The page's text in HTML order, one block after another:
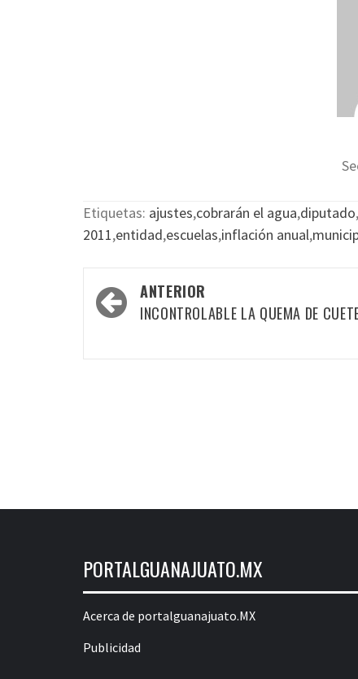
Etiquetas: ajustes,cobrarán el agua,diputado,
2011,entidad,escuelas,inflación anual,
Navegación
por
ANTERIOR
INCONTROLABLE LA QUEMA DE
PORTALGUANAJUATO.MX
Acerca de portalguanajuato.MX
Publicidad